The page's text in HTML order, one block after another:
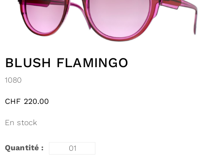
BLUSH FLAMINGO
1080
CHF 220.00
En stock